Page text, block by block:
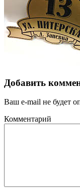
Добавить
Ваш e-mail не будет
Комментарий